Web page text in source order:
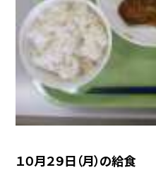
１０月２９日（月）の給食